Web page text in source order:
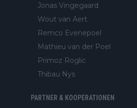
Jonas Vingegaard
Wout van Aert
Remco Evenepoel
Mathieu van der Poel
Primoz Roglic
Thibau Nys
PARTNER & KOOPERATIONEN